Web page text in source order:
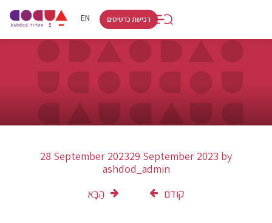
EN
HE
רכישת כרטיסים
28 September 202329 September 2023 by
ashdod_admin
קודם
הַבָּא